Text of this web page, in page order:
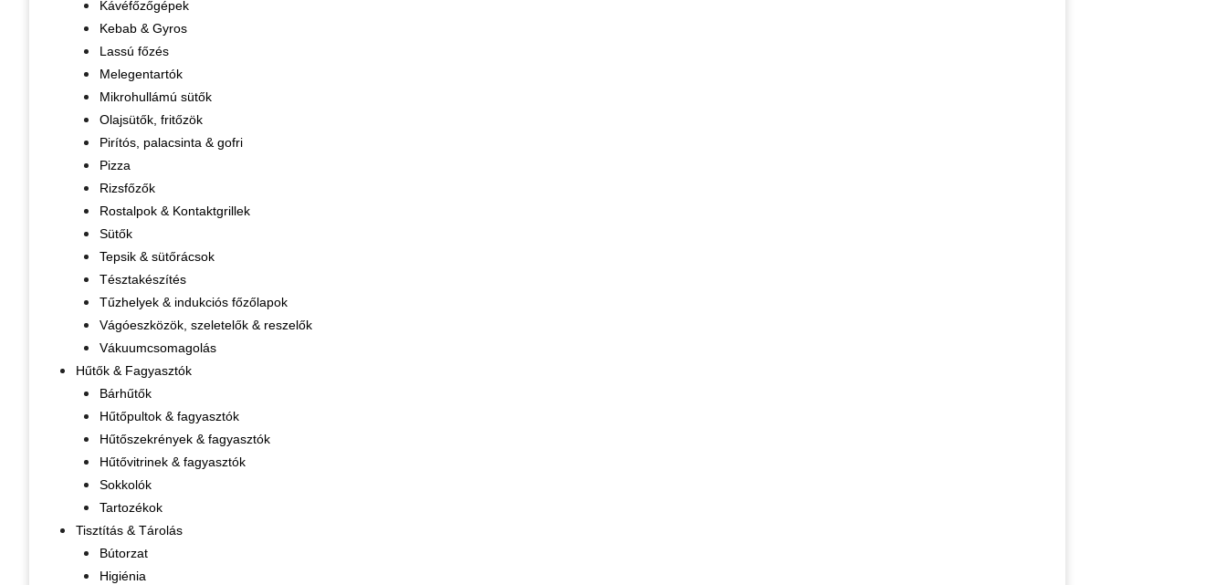
Kávéfőzőgépek
Kebab & Gyros
Lassú főzés
Melegentartók
Mikrohullámú sütők
Olajsütők, fritőzök
Pirítós, palacsinta & gofri
Pizza
Rizsfőzők
Rostalpok & Kontaktgrillek
Sütők
Tepsik & sütőrácsok
Tésztakészítés
Tűzhelyek & indukciós főzőlapok
Vágóeszközök, szeletelők & reszelők
Vákuumcsomagolás
Hűtők & Fagyasztók
Bárhűtők
Hűtőpultok & fagyasztók
Hűtőszekrények & fagyasztók
Hűtővitrinek & fagyasztók
Sokkolók
Tartozékok
Tisztítás & Tárolás
Bútorzat
Higiénia